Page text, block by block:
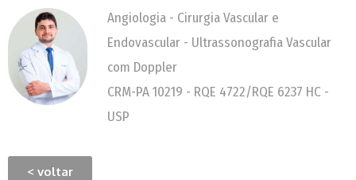
Angiologia - Cirurgia Vascular e
Endovascular - Ultrassonografia Vascular
com Doppler
CRM-PA 10219 - RQE 4722/RQE 6237 HC -
USP
< voltar